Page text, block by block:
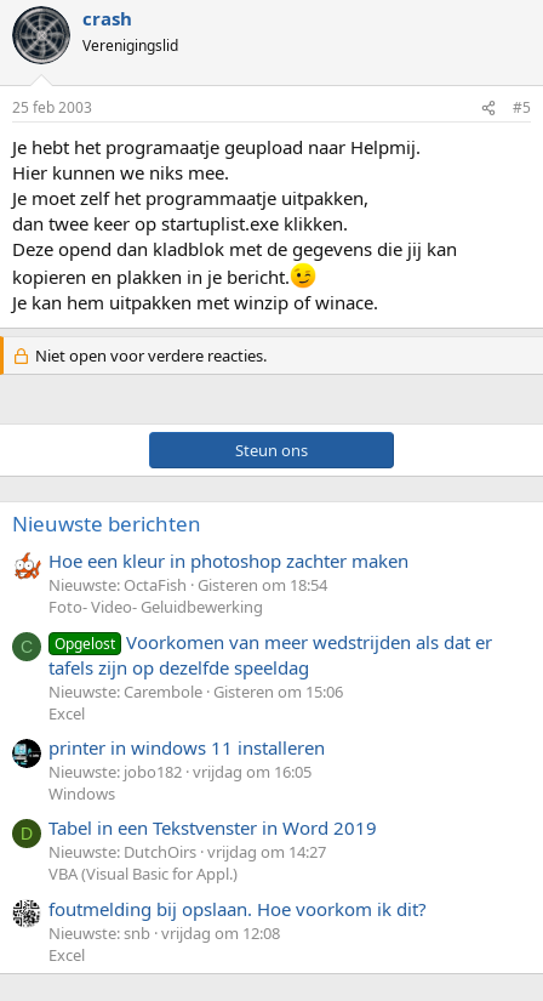
crash
Verenigingslid
25 feb 2003 #5
Je hebt het programaatje geupload naar Helpmij.
Hier kunnen we niks mee.
Je moet zelf het programmaatje uitpakken,
dan twee keer op startuplist.exe klikken.
Deze opend dan kladblok met de gegevens die jij kan
kopieren en plakken in je bericht.
Je kan hem uitpakken met winzip of winace.
Niet open voor verdere reacties.
Steun ons
Nieuwste berichten
Hoe een kleur in photoshop zachter maken
Nieuwste: OctaFish
Gisteren om 18:54
Foto- Video- Geluidbewerking
C Opgelost Voorkomen van meer wedstrijden als dat er
tafels zijn op dezelfde speeldag
Nieuwste: Carembole Gisteren om 15:06
Excel
printer in windows 11 installeren
Nieuwste: jobo182 vrijdag om 16:05
Windows
D Tabel in een Tekstvenster in Word 2019
Nieuwste: DutchOirs vrijdag om 14:27
VBA (Visual Basic for Appl.)
foutmelding bij opslaan. Hoe voorkom ik dit?
Nieuwste: snb vrijdag om 12:08
Excel